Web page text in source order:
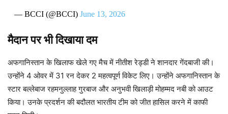
— BCCI (@BCCI) June 13, 2026
मैदान पर भी दिखाया दम
अफगानिस्तान के खिलाफ खेले गए मैच में नीतीश रेड्डी ने शानदार गेंदबाजी की।
उन्होंने 4 ओवर में 31 रन देकर 2 महत्वपूर्ण विकेट लिए। उन्होंने अफगानिस्तान के
स्टार बल्लेबाज रहमनुल्लाह गुरबाज और अनुभवी खिलाड़ी मोहम्मद नबी को आउट
किया। उनके प्रदर्शन की बदौलत भारतीय टीम को जीत हासिल करने में काफी